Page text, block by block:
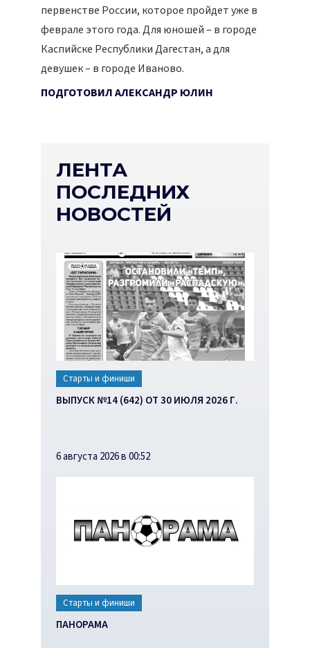
первенстве России, которое пройдет уже в
феврале этого года. Для юношей – в городе
Каспийске Республики Дагестан, а для
девушек – в городе Иваново.
ПОДГОТОВИЛ АЛЕКСАНДР ЮЛИН
ЛЕНТА
ПОСЛЕДНИХ
НОВОСТЕЙ
Старты и финиши
ВЫПУСК №14 (642) ОТ 30 ИЮЛЯ 2026 Г.
6 августа 2026 в 00:52
Старты и финиши
ПАНОРАМА